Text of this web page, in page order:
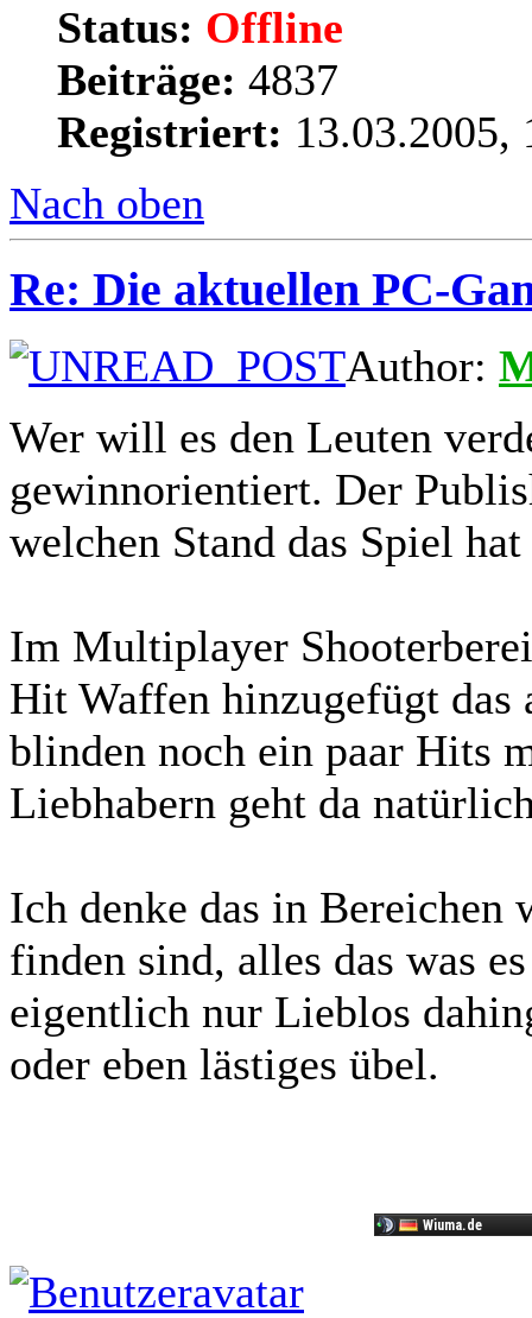
Status: Offline
Beiträge: 4837
Registriert: 13.03.2005,
Nach oben
Re: Die aktuellen PC-
Author:
Wer will es den Leuten
gewinnorientiert. Der
welchen Stand das Spiel
Im Multiplayer
Hit Waffen hinzugefügt das
blinden noch ein paar Hits
Liebhabern geht da
Ich denke das in Bereichen
finden sind, alles das was
eigentlich nur Lieblos
oder eben lästiges übel.